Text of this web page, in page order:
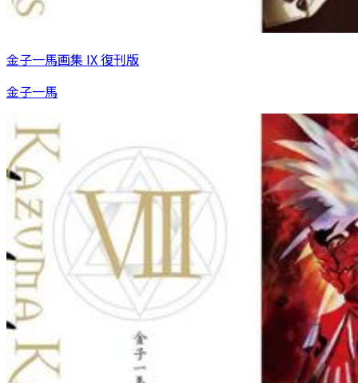
金子一馬画集 IX 復刊版
金子一馬